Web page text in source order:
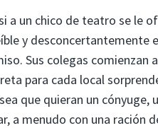
a un chico de teatro se le
y desconcertantemente
Sus colegas comienzan
para cada local
que quieran un
a menudo con una ración